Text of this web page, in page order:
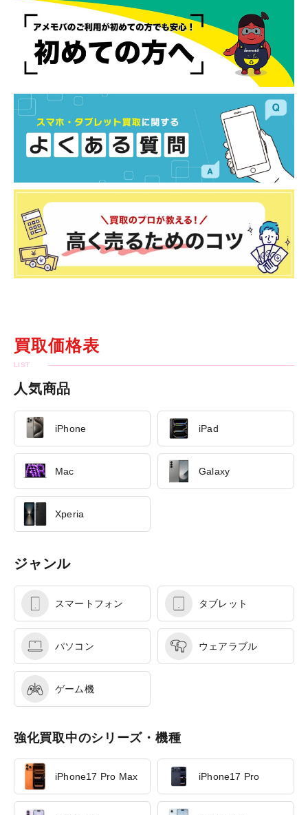
買取価格表
人気商品
iPhone iPad
Mac Galaxy
Xperia
ジャンル
スマートフォン タブレット
パソコン ウェアラブル
ゲーム機
強化買取中のシリーズ・機種
iPhone17 Pro Max iPhone17 Pro